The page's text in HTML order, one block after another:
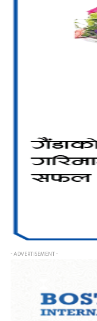
- ADVERTISEMENT -